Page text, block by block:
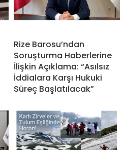
Rize Barosu’ndan
Soruşturma Haberlerine
İlişkin Açıklama: “Asılsız
İddialara Karşı Hukuki
Süreç Başlatılacak”